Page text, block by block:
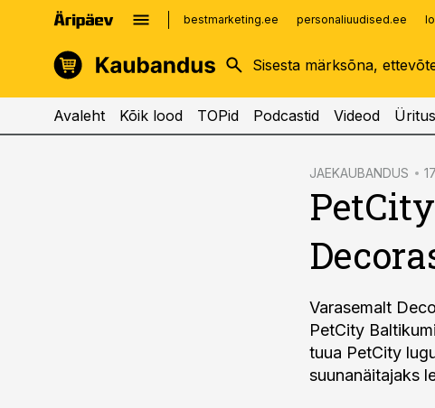
bestmarketing.ee personaliuudised.ee
kinnisvarauudised.ee
logistikauudised.ee
imelineajalugu.ee
Avaleht Kõik lood TOPid Podcastid Videod
JAEKAUBANDUS
Varasemalt
PetCity
tuua PetCity
suunanäitajaks